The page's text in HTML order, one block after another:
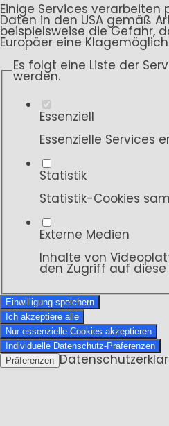
Einige Services verarbeiten
Daten in den USA gemäß
beispielsweise die Gefahr,
Europäer eine
Es folgt eine Liste der
werden.
Essenziell
Essenzielle
Statistik
Statistik-Cookies
Externe Medien
Inhalte von
den Zugriff auf
Einwilligung speichern
Ich akzeptiere alle
Nur essenzielle Cookies akzeptieren
Individuelle Datenschutz-Präferenzen
Präferenzen